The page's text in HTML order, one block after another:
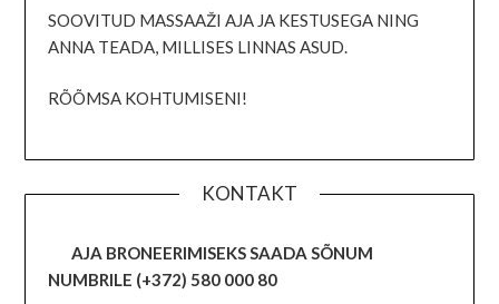
SOOVITUD MASSAAŽI AJA JA KESTUSEGA NING
ANNA TEADA, MILLISES LINNAS ASUD.
RÕÕMSA KOHTUMISENI!
KONTAKT
AJA BRONEERIMISEKS SAADA SÕNUM
NUMBRILE (+372) 580 000 80